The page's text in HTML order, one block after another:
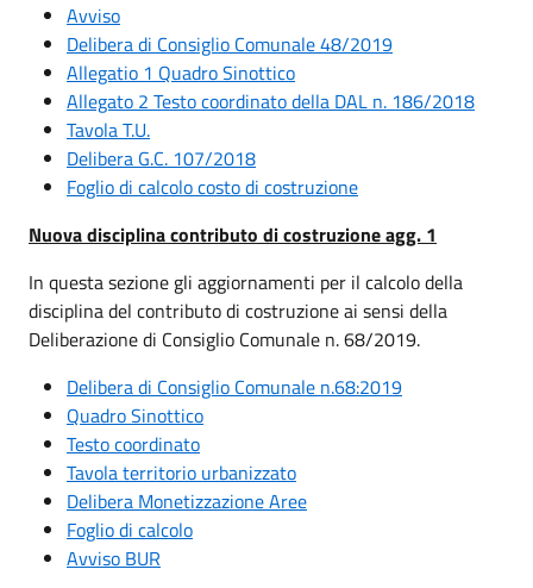
Avviso
Delibera di Consiglio Comunale 48/2019
Allegatio 1 Quadro Sinottico
Allegato 2 Testo coordinato della DAL n. 186/2018
Tavola T.U.
Delibera G.C. 107/2018
Foglio di calcolo costo di costruzione
Nuova disciplina contributo di costruzione agg. 1
In questa sezione gli aggiornamenti per il calcolo della
disciplina del contributo di costruzione ai sensi della
Deliberazione di Consiglio Comunale n. 68/2019.
Delibera di Consiglio Comunale n.68:2019
Quadro Sinottico
Testo coordinato
Tavola territorio urbanizzato
Delibera Monetizzazione Aree
Foglio di calcolo
Avviso BUR